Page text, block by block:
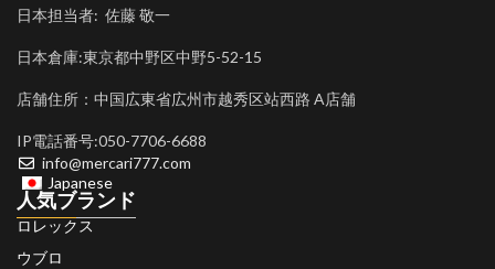
日本担当者: 佐藤 敬一
日本倉庫:東京都中野区中野5-52-15
店舗住所：中国広東省広州市越秀区站西路 A店舗
IP電話番号:050-7706-6688
info@mercari777.com
Japanese
人気ブランド
ロレックス
ウブロ